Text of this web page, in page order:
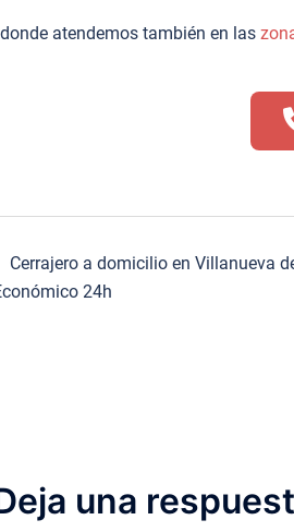
atendemos también en las
Cerrajero a domicilio en Villanueva
24h
una